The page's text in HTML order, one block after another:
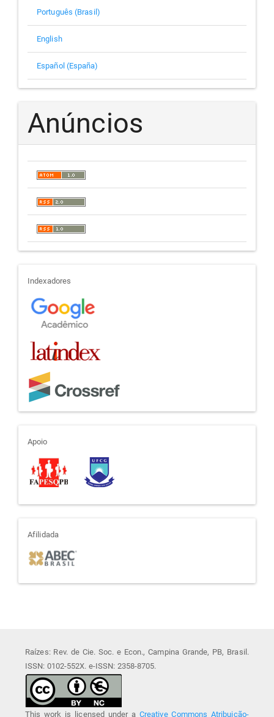
Português (Brasil)
English
Español (España)
Anúncios
indexadores
Indexadores
apoio
Apoio
afiliada
Afilidada
Raízes: Rev. de Cie. Soc. e Econ., Campina Grande, PB, Brasil.
ISSN: 0102-552X. e-ISSN: 2358-8705.
This work is licensed under a Creative Commons Atribuição-